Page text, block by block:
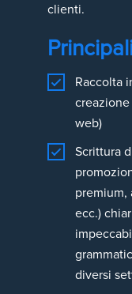
clienti.
Raccolta
web)
Scrittura
premium,
ecc.)
diversi